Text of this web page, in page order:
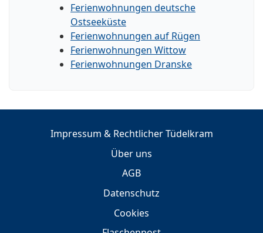
Ferienwohnungen deutsche
Ostseeküste
Ferienwohnungen auf Rügen
Ferienwohnungen Wittow
Ferienwohnungen Dranske
Impressum & Rechtlicher Tüdelkram
Über uns
AGB
Datenschutz
Cookies